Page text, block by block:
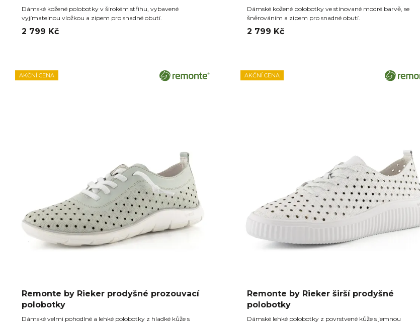
Dámské kožené polobotky v širokém střihu, vybavené
vyjímatelnou vložkou a zipem pro snadné obutí.
2 799 Kč
Dámské kožené polobotky ve stínované modré barvě, se
šněrováním a zipem pro snadné obutí.
2 799 Kč
AKČNÍ CENA
Remonte by Rieker prodyšné prozouvací
polobotky
Dámské velmi pohodlné a lehké polobotky z hladké kůže s
AKČNÍ CENA
Remonte by Rieker širší prodyšné
polobotky
Dámské lehké polobotky z povrstvené kůže s jemnou